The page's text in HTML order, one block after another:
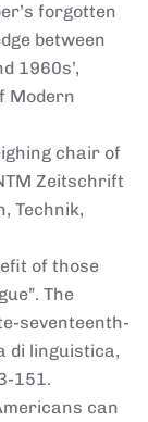
forgotten
between
1960s’,
Modern
chair of
Zeitschrift
Technik,
of those
The
seventeenth-
di linguistica,
151.
can